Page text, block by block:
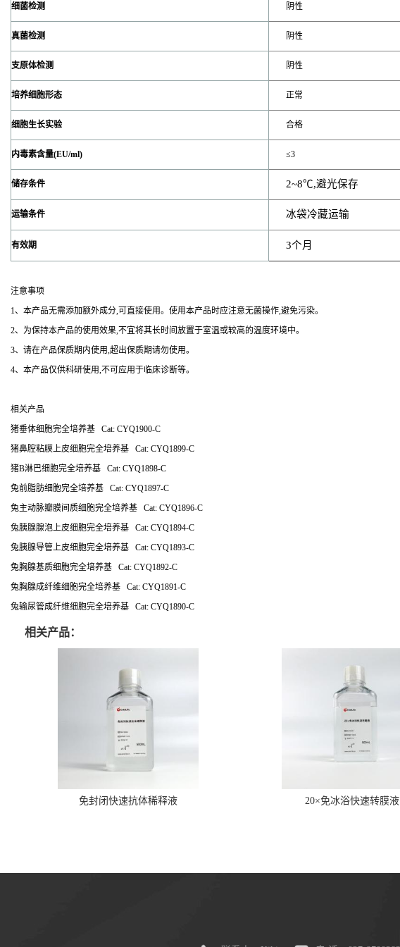
细菌检测 阴性
真菌检测 阴性
支原体检测 阴性
培养细胞形态 正常
细胞生长实验 合格
内毒素含量(EU/ml) ≤3
储存条件 2~8℃,避光保存
运输条件 冰袋冷藏运输
有效期 3个月
注意事项
1、本产品无需添加额外成分,可直接使用。使用本产品时应注意无菌操作,避免污染。
2、为保持本产品的使用效果,不宜将其长时间放置于室温或较高的温度环境中。
3、请在产品保质期内使用,超出保质期请勿使用。
4、本产品仅供科研使用,不可应用于临床诊断等。
相关产品
猪垂体细胞完全培养基 Cat: CYQ1900-C
猪鼻腔粘膜上皮细胞完全培养基 Cat: CYQ1899-C
猪B淋巴细胞完全培养基 Cat: CYQ1898-C
兔前脂肪细胞完全培养基 Cat: CYQ1897-C
兔主动脉瓣膜间质细胞完全培养基 Cat: CYQ1896-C
兔胰腺腺泡上皮细胞完全培养基 Cat: CYQ1894-C
兔胰腺导管上皮细胞完全培养基 Cat: CYQ1893-C
兔胸腺基质细胞完全培养基 Cat: CYQ1892-C
兔胸腺成纤维细胞完全培养基 Cat: CYQ1891-C
兔输尿管成纤维细胞完全培养基 Cat: CYQ1890-C
相关产品：
免封闭快速抗体稀释液 20×免冰浴快速转膜液